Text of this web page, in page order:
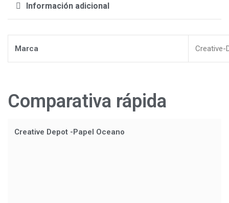
Información adicional
Marca Creative-
Comparativa rápida
Creative Depot -Papel Oceano